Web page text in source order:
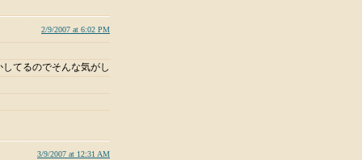
2/9/2007 at 6:02 PM
てるのでそんな気がし
3/9/2007 at 12:31 AM